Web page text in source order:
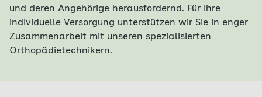
und deren Angehörige herausfordernd. Für Ihre
individuelle Versorgung unterstützen wir Sie in enger
Zusammenarbeit mit unseren spezialisierten
Orthopädietechnikern.